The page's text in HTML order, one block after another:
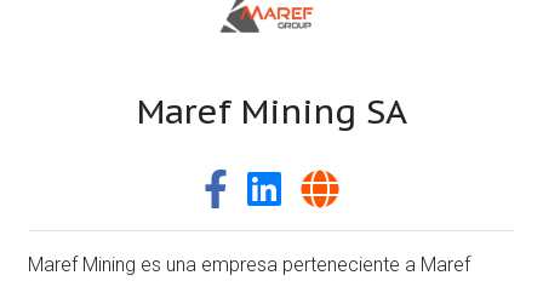
Maref Mining SA
Maref Mining es una empresa perteneciente a Maref